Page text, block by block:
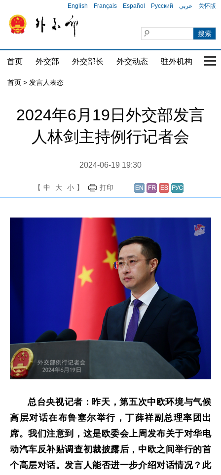
English Français Español Русский عربي 关怀版
首页 外交部 外交部长 外交动态 驻外机构 国
首页 > 发言人表态
2024年6月19日外交部发言
人林剑主持例行记者会
2024-06-19 19:30
【 中 大 小 】 打印
总台央视记者：昨天，第五次中欧环境与气候
高层对话在布鲁塞尔举行，丁薛祥副总理率团出
席。我们注意到，这是欧委会上周发布关于对华电
动汽车反补贴调查初裁披露后，中欧之间举行的首
个高层对话。发言人能否进一步介绍对话情况？此